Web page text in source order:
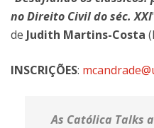
no Direito Civil do séc. XXI
de Judith Martins-Costa
INSCRIÇÕES:
As Católica Talks